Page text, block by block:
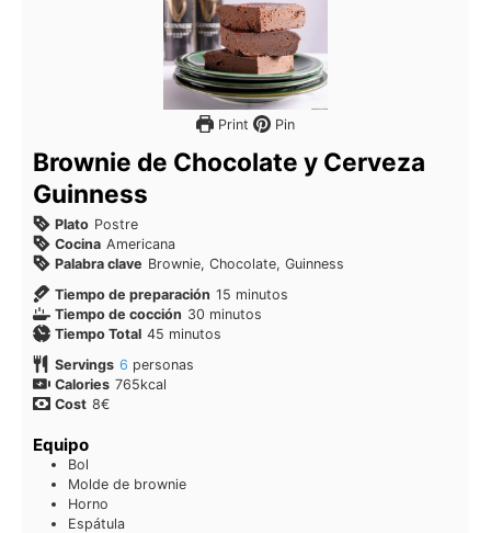
Print Pin
Brownie de Chocolate y Cerveza
Guinness
Plato Postre
Cocina Americana
Palabra clave Brownie, Chocolate, Guinness
Tiempo de preparación 15 minutos
Tiempo de cocción 30 minutos
Tiempo Total 45 minutos
Servings 6 personas
Calories 765kcal
Cost 8€
Equipo
Bol
Molde de brownie
Horno
Espátula